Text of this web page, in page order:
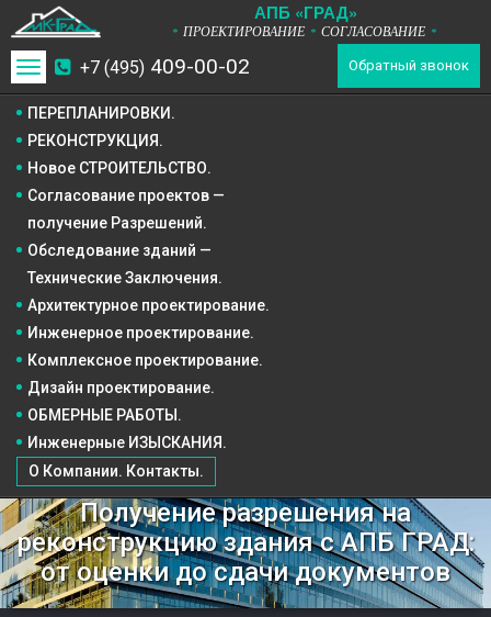
АПБ «ГРАД»
* ПРОЕКТИРОВАНИЕ * СОГЛАСОВАНИЕ *
+7 (495) 409-00-02 Обратный звонок
Toggle
navigation
ПЕРЕПЛАНИРОВКИ.
РЕКОНСТРУКЦИЯ.
Новое СТРОИТЕЛЬСТВО.
ОБМЕРНЫЕ РАБОТЫ.
Инженерные ИЗЫСКАНИЯ.
О Компании. Контакты.
Согласование проектов —
получение Разрешений.
Обследование зданий —
Технические Заключения.
Архитектурное проектирование.
Инженерное проектирование.
Комплексное проектирование.
Дизайн проектирование.
Получение разрешения на
реконструкцию здания с АПБ ГРАД:
от оценки до сдачи документов